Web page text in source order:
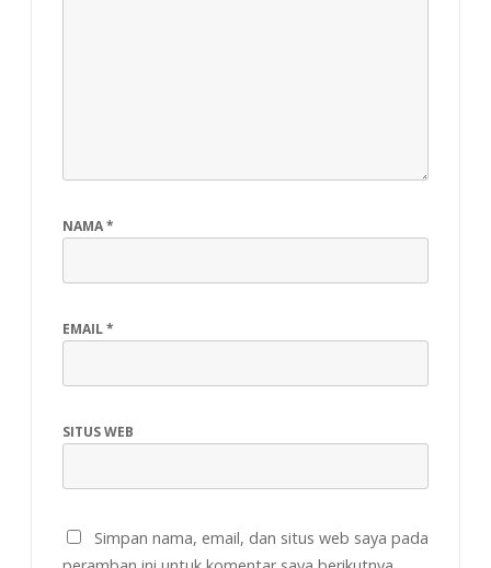
NAMA*
EMAIL*
SITUS WEB
Simpan nama, email, dan situs web saya pada